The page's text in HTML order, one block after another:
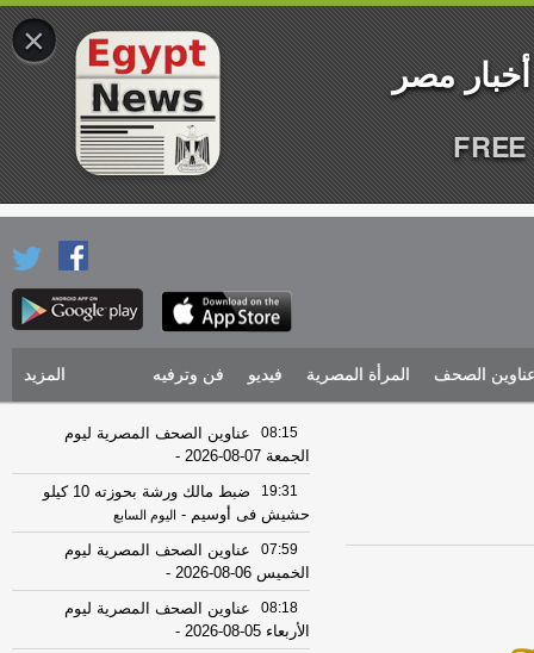
الصحف المرأة المصرية فيديو فن وترفيه المزيد
08:15
عناوين الصحف المصرية ليوم
الجمعة 07-08-2026
-
19:31
ضبط مالك ورشة بحوزته 10 كيلو
حشيش فى أوسيم - اليوم السابع
07:59
عناوين الصحف المصرية ليوم
الخميس 06-08-2026
-
08:18
عناوين الصحف المصرية ليوم
الأربعاء 05-08-2026
-
×